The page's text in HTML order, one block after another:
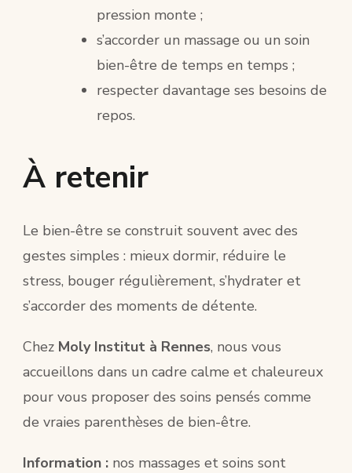
pression monte ;
s’accorder un massage ou un soin
bien-être de temps en temps ;
respecter davantage ses besoins de
repos.
À retenir
Le bien-être se construit souvent avec des
gestes simples : mieux dormir, réduire le
stress, bouger régulièrement, s’hydrater et
s’accorder des moments de détente.
Chez Moly Institut à Rennes, nous vous
accueillons dans un cadre calme et chaleureux
pour vous proposer des soins pensés comme
de vraies parenthèses de bien-être.
Information : nos massages et soins sont